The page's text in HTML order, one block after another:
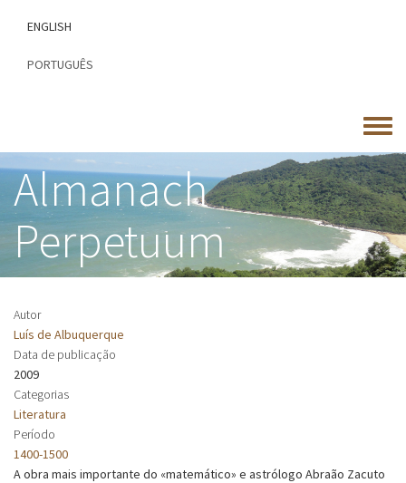
conteúdo
ENGLISH
PORTUGUÊS
Toggle
menu
Almanach
Perpetuum
Autor
Luís de Albuquerque
Data de publicação
2009
Categorias
Literatura
Período
1400-1500
A obra mais importante do «matemático» e astrólogo Abraão Zacuto